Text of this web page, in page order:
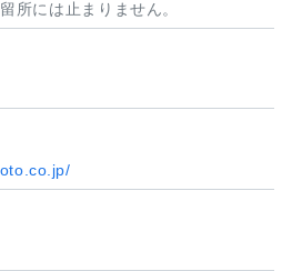
所には止まりません。